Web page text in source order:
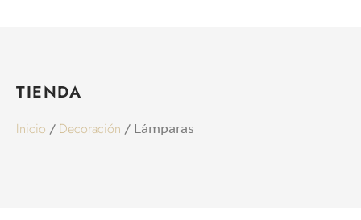
TIENDA
Inicio / Decoración / Lámparas